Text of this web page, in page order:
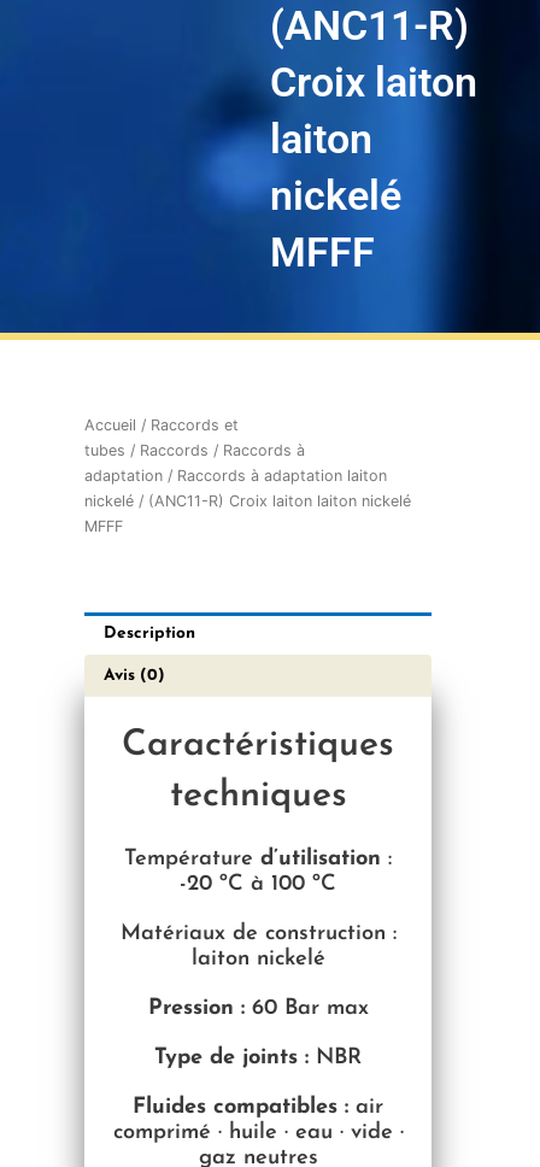
(ANC11-R)
Croix laiton
laiton
nickelé
MFFF
Accueil / Raccords et
tubes / Raccords / Raccords à
adaptation / Raccords à adaptation laiton
nickelé / (ANC11-R) Croix laiton laiton nickelé
MFFF
Description
Avis (0)
Caractéristiques
techniques
Température d’utilisation :
-20 ºC à 100 ºC
Matériaux de construction :
laiton nickelé
Pression :60 Bar max
Type de joints : NBR
Fluides compatibles : air
comprimé · huile · eau · vide ·
gaz neutres